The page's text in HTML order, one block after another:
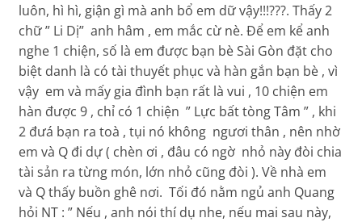
luôn, hì hì, giận gì mà anh bổ em dữ vậy!!!???. Thấy 2
chữ ” Li Dị” anh hâm , em mắc cừ nè. Để em kể anh
nghe 1 chiện, số là em được bạn bè Sài Gòn đặt cho
biệt danh là có tài thuyết phục và hàn gắn bạn bè , vì
vậy em và mấy gia đình bạn rất là vui , 10 chiện em
hàn được 9 , chỉ có 1 chiện ” Lực bất tòng Tâm ” , khi
2 đưá bạn ra toà , tụi nó không ngươi thân , nên nhờ
em và Q đi dự ( chèn ơi , đâu có ngờ nhỏ này đòi chia
tài sản ra từng món, lớn nhỏ cũng đòi ). Về nhà em
và Q thấy buồn ghê nơi. Tối đó nằm ngủ anh Quang
hỏi NT : ” Nếu , anh nói thí dụ nhe, nếu mai sau này,